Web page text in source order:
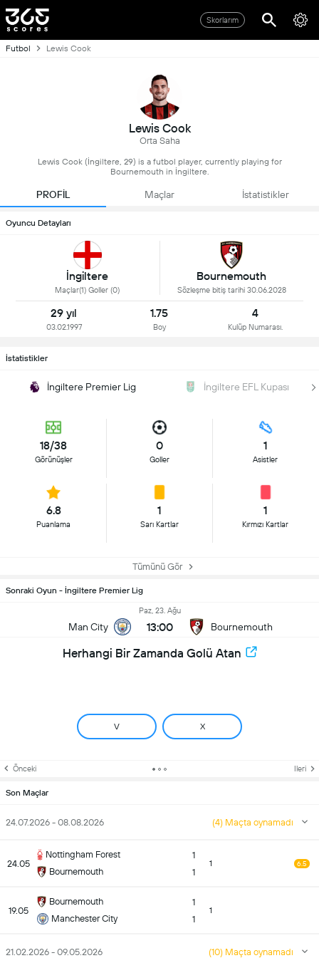
Skorlarım
Futbol Lewis Cook
Lewis Cook
Orta Saha
Lewis Cook (İngiltere, 29) is a futbol player, currently playing for
Bournemouth in İngiltere.
PROFİL Maçlar İstatistikler
Oyuncu Detayları
İngiltere
Maçlar(1) Goller (0)
Bournemouth
Sözleşme bitiş tarihi 30.06.2028
29 yıl
03.02.1997
1.75
Boy
4
Kulüp Numarası.
İstatistikler
İngiltere Premier Lig İngiltere EFL Kupası
18/38
Görünüşler
0
Goller
1
Asistler
6.8
Puanlama
1
Sarı Kartlar
1
Kırmızı Kartlar
Tümünü Gör
Sonraki Oyun - İngiltere Premier Lig
Man City
Paz, 23. Ağu
13:00 Bournemouth
Herhangi Bir Zamanda Golü Atan
V X
Önceki Ileri
Son Maçlar
24.07.2026 - 08.08.2026 (4) Maçta oynamadı
24.05
Nottingham Forest
Bournemouth
1
1
1 6.5
19.05
Bournemouth
Manchester City
1
1
1
21.02.2026 - 09.05.2026 (10) Maçta oynamadı